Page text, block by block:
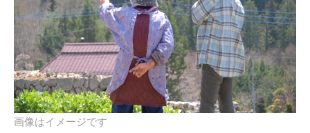
画像はイメージです